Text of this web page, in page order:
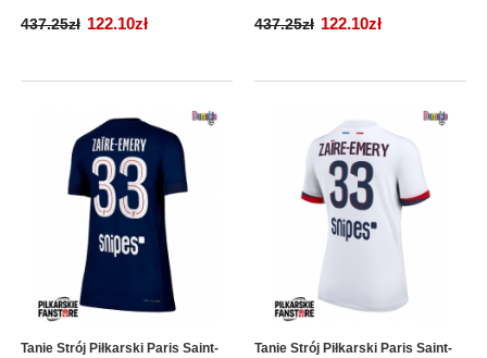
437.25zł 122.10zł 437.25zł 122.10zł
Tanie Strój Piłkarski Paris Saint-
Tanie Strój Piłkarski Paris Saint-